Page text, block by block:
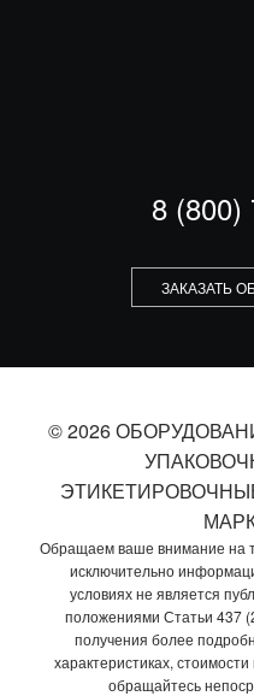
8 (800)
ЗАКАЗАТЬ
© 2026
Обращаем ваше внимание на
исключительно
условиях не является
положениями Статьи 437
получения более
характеристиках,
обращайтесь